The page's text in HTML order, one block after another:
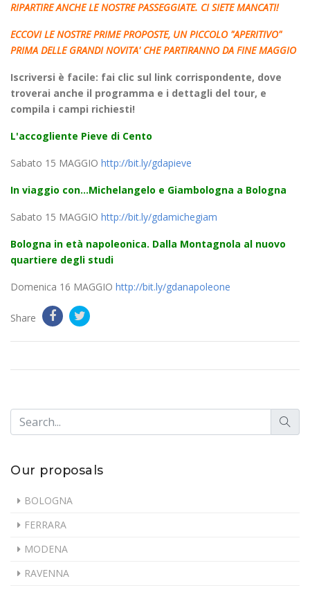
RIPARTIRE ANCHE LE NOSTRE PASSEGGIATE. CI SIETE MANCATI!
ECCOVI LE NOSTRE PRIME PROPOSTE, UN PICCOLO "APERITIVO"
PRIMA DELLE GRANDI NOVITA' CHE PARTIRANNO DA FINE MAGGIO
Iscriversi è facile: fai clic sul link corrispondente, dove
troverai anche il programma e i dettagli del tour, e
compila i campi richiesti!
L'accogliente Pieve di Cento
Sabato 15 MAGGIO http://bit.ly/gdapieve
In viaggio con...Michelangelo e Giambologna a Bologna
Sabato 15 MAGGIO http://bit.ly/gdamichegiam
Bologna in età napoleonica. Dalla Montagnola al nuovo
quartiere degli studi
Domenica 16 MAGGIO http://bit.ly/gdanapoleone
Share
Our proposals
BOLOGNA
FERRARA
MODENA
RAVENNA